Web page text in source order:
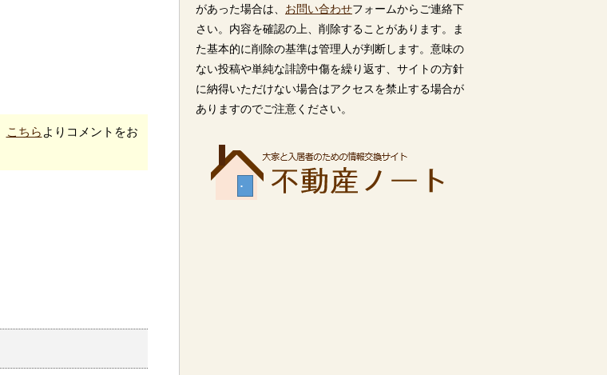
こちら よりコメントをお
があった場合は、 お問い合わせフォームからご連絡下
さい。内容を確認の上、削除することがあります。ま
た基本的に削除の基準は管理人が判断します。意味の
ない投稿や単純な誹謗中傷を繰り返す、サイトの方針
に納得いただけない場合はアクセスを禁止する場合が
ありますのでご注意ください。